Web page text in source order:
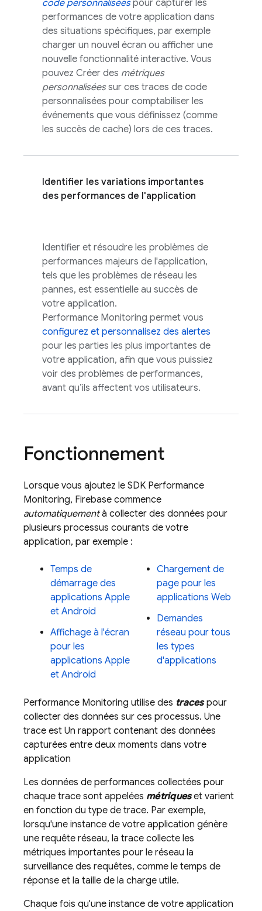
code personnaliséespour capturer les
performances de votre application dans
des situations spécifiques, par exemple
charger un nouvel écran ou afficher une
nouvelle fonctionnalité interactive. Vous
pouvez Créer des métriques
personnaliséessur ces traces de code
personnalisées pour comptabiliser les
événements que vous définissez (comme
les succès de cache) lors de ces traces.
Identifier les variations importantes
des performances de l'application
Identifier et résoudre les problèmes de
performances majeurs de l'application,
tels que les problèmes de réseau les
pannes, est essentielle au succès de
votre application.
Performance Monitoring permet vous
configurez et personnalisez des alertes
pour les parties les plus importantes de
votre application, afin que vous puissiez
voir des problèmes de performances,
avant qu’ils affectent vos utilisateurs.
Fonctionnement
Lorsque vous ajoutez le SDK Performance
Monitoring, Firebase commence
automatiquementà collecter des données pour
plusieurs processus courants de votre
application, par exemple :
Temps de
démarrage des
applications Apple
et Android
Affichage à l'écran
pour les
applications Apple
et Android
Chargement de
page pour les
applications Web
Demandes
réseau pour tous
les types
d'applications
Performance Monitoring utilise des tracespour
collecter des données sur ces processus. Une
trace est Un rapport contenant des données
capturées entre deux moments dans votre
application
Les données de performances collectées pour
chaque trace sont appelées métriqueset varient
en fonction du type de trace. Par exemple,
lorsqu'une instance de votre application génère
une requête réseau, la trace collecte les
métriques importantes pour le réseau la
surveillance des requêtes, comme le temps de
réponse et la taille de la charge utile.
Chaque fois qu'une instance de votre application